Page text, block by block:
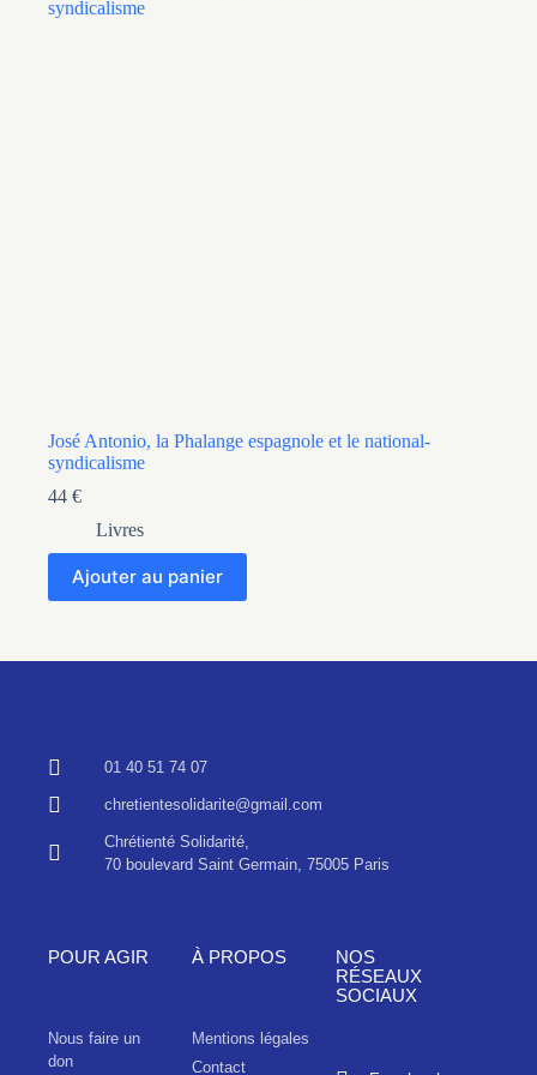
José Antonio, la Phalange espagnole et le national-
syndicalisme
44 €
Livres
Ajouter au panier
01 40 51 74 07
chretientesolidarite@gmail.com
Chrétienté Solidarité,
70 boulevard Saint Germain, 75005 Paris
POUR AGIR
Nous faire un
don
À PROPOS
Mentions légales
Contact
NOS
RÉSEAUX
SOCIAUX